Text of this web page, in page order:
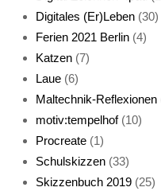
Digitales (Er)Leben (30)
Ferien 2021 Berlin (4)
Katzen (7)
Laue (6)
Maltechnik-Reflexionen
motiv:tempelhof(10)
Procreate (1)
Schulskizzen (33)
Skizzenbuch 2019 (25)